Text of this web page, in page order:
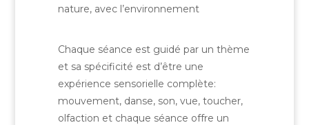
nature, avec l’environnement
Chaque séance est guidé par un thème
et sa spécificité est d’être une
expérience sensorielle complète:
mouvement, danse, son, vue, toucher,
olfaction et chaque séance offre un